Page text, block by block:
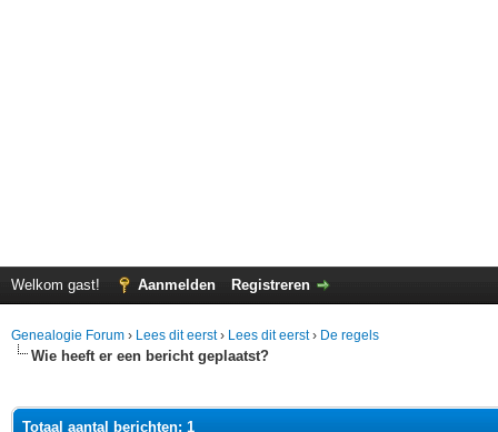
Welkom gast! Aanmelden Registreren
Genealogie Forum › Lees dit eerst› Lees dit eerst› De regels
Wie heeft er een bericht geplaatst?
Totaal aantal berichten: 1